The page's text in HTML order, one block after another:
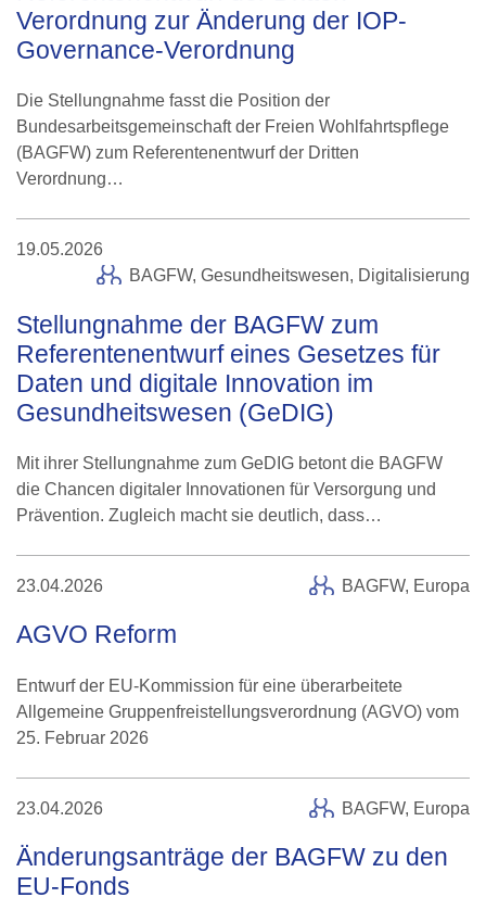
Verordnung zur Änderung der IOP-
Governance-Verordnung
Die Stellungnahme fasst die Position der
Bundesarbeitsgemeinschaft der Freien Wohlfahrtspflege
(BAGFW) zum Referentenentwurf der Dritten
Verordnung…
19.05.2026
BAGFW, Gesundheitswesen, Digitalisierung
Stellungnahme der BAGFW zum
Referentenentwurf eines Gesetzes für
Daten und digitale Innovation im
Gesundheitswesen (GeDIG)
Mit ihrer Stellungnahme zum GeDIG betont die BAGFW
die Chancen digitaler Innovationen für Versorgung und
Prävention. Zugleich macht sie deutlich, dass…
23.04.2026 BAGFW, Europa
AGVO Reform
Entwurf der EU-Kommission für eine überarbeitete
Allgemeine Gruppenfreistellungsverordnung (AGVO) vom
25. Februar 2026
23.04.2026 BAGFW, Europa
Änderungsanträge der BAGFW zu den
EU-Fonds